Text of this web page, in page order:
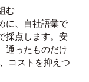
む
に、自社語彙で
採点します。安
通ったものだけ
コストを抑えつ